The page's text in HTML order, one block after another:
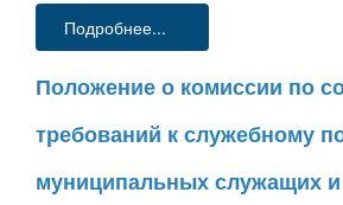
Подробнее...
Положение о комиссии по
требований к служебному
муниципальных служащих и